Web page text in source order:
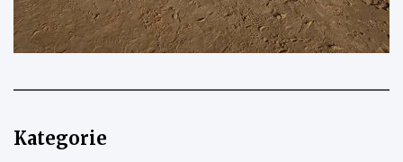
Kategorie